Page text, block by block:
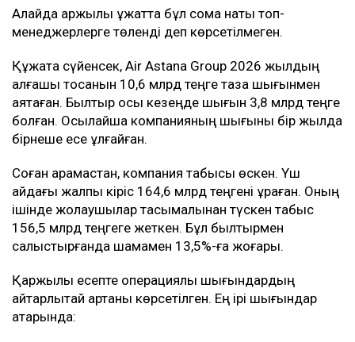
Алайда қаржылық құжатта бұл сома нақты топ-
менеджерлерге төленді деп көрсетілмеген.
Құжатқа сүйенсек, Air Astana Group 2026 жылдың
алғашқы тоқсанын 10,6 млрд теңге таза шығынмен
аяқтаған. Былтыр осы кезеңде шығын 3,8 млрд теңге
болған. Осылайша компанияның шығыны бір жылда
бірнеше есе ұлғайған.
Соған қарамастан, компания табысы өскен. Үш
айдағы жалпы кіріс 164,6 млрд теңгені құраған. Оның
ішінде жолаушылар тасымалынан түскен табыс
156,5 млрд теңгеге жеткен. Бұл былтырмен
салыстырғанда шамамен 13,5%-ға жоғары.
Қаржылық есепте операциялық шығындардың
айтарлықтай артқаны көрсетілген. Ең ірі шығындар
қатарында: